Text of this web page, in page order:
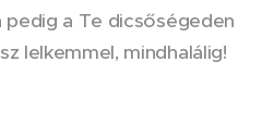
a Te dicsőségeden
lelkemmel, mindhalálig!